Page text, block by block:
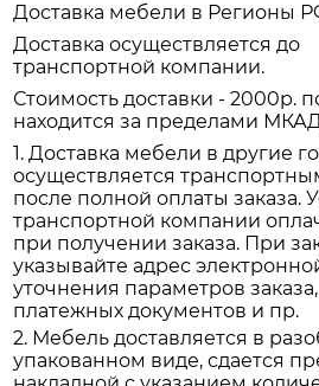
Доставка мебели в Регионы
Доставка осуществляется до
транспортной компании.
Стоимость доставки - 2000р.
находится за пределами
1. Доставка мебели в другие
осуществляется
после полной оплаты заказа.
транспортной компании
при получении заказа. При
указывайте адрес
уточнения параметров
платежных документов и пр.
2. Мебель доставляется в
упакованном виде, сдается